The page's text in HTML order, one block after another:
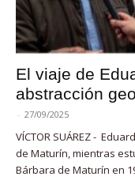
El viaje de
abstracción
- 27/09/2025
VÍCTOR SUÁREZ -
de Maturín, mientras
Bárbara de Maturín en